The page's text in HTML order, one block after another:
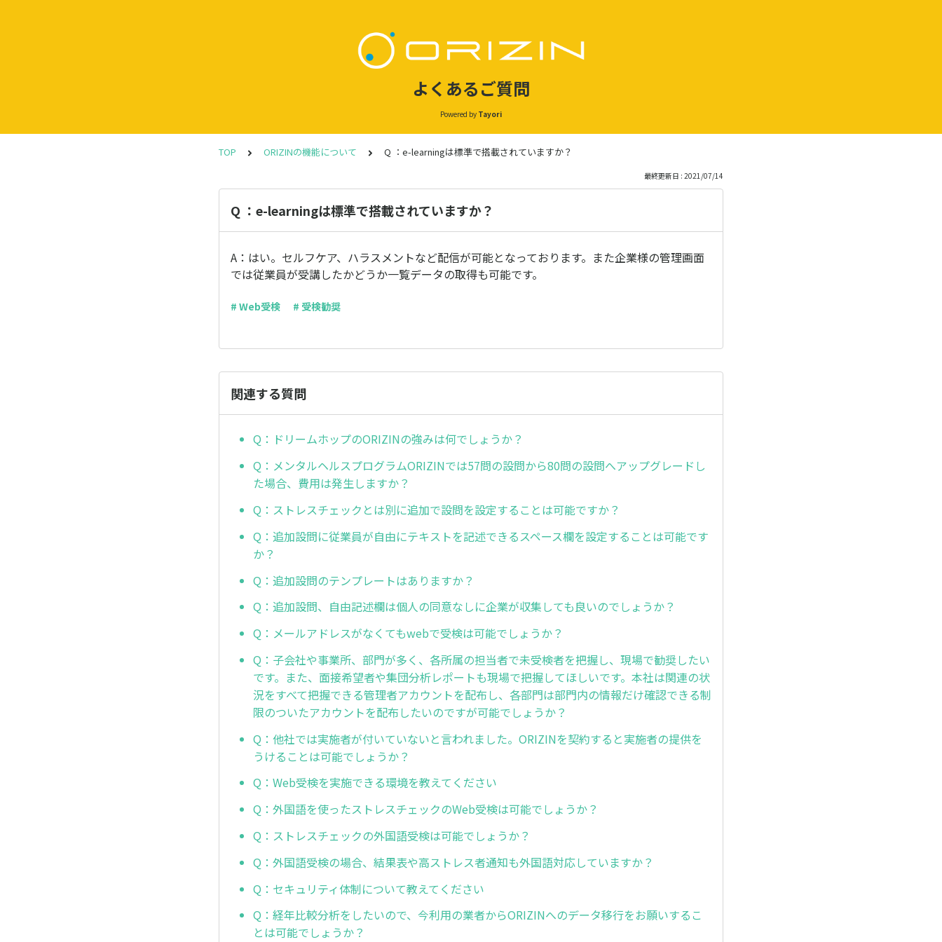
よくあるご質問
Powered by Tayori
TOP ORIZINの機能について Q ：e-learningは標準で搭載されていますか？
最終更新日 : 2021/07/14
Q ：e-learningは標準で搭載されていますか？
A：はい。セルフケア、ハラスメントなど配信が可能となっております。また企業様の管理画面
では従業員が受講したかどうか一覧データの取得も可能です。
# Web受検 # 受検勧奨
関連する質問
Q：ドリームホップのORIZINの強みは何でしょうか？
Q：メンタルヘルスプログラムORIZINでは57問の設問から80問の設問へアップグレードし
た場合、費用は発生しますか？
Q：ストレスチェックとは別に追加で設問を設定することは可能ですか？
Q：追加設問に従業員が自由にテキストを記述できるスペース欄を設定することは可能です
か？
Q：追加設問のテンプレートはありますか？
Q：追加設問、自由記述欄は個人の同意なしに企業が収集しても良いのでしょうか？
Q：メールアドレスがなくてもwebで受検は可能でしょうか？
Q：子会社や事業所、部門が多く、各所属の担当者で未受検者を把握し、現場で勧奨したい
です。また、面接希望者や集団分析レポートも現場で把握してほしいです。本社は関連の状
況をすべて把握できる管理者アカウントを配布し、各部門は部門内の情報だけ確認できる制
限のついたアカウントを配布したいのですが可能でしょうか？
Q：他社では実施者が付いていないと言われました。ORIZINを契約すると実施者の提供を
うけることは可能でしょうか？
Q：Web受検を実施できる環境を教えてください
Q：外国語を使ったストレスチェックのWeb受検は可能でしょうか？
Q：ストレスチェックの外国語受検は可能でしょうか？
Q：外国語受検の場合、結果表や高ストレス者通知も外国語対応していますか？
Q：セキュリティ体制について教えてください
Q：経年比較分析をしたいので、今利用の業者からORIZINへのデータ移行をお願いするこ
とは可能でしょうか？